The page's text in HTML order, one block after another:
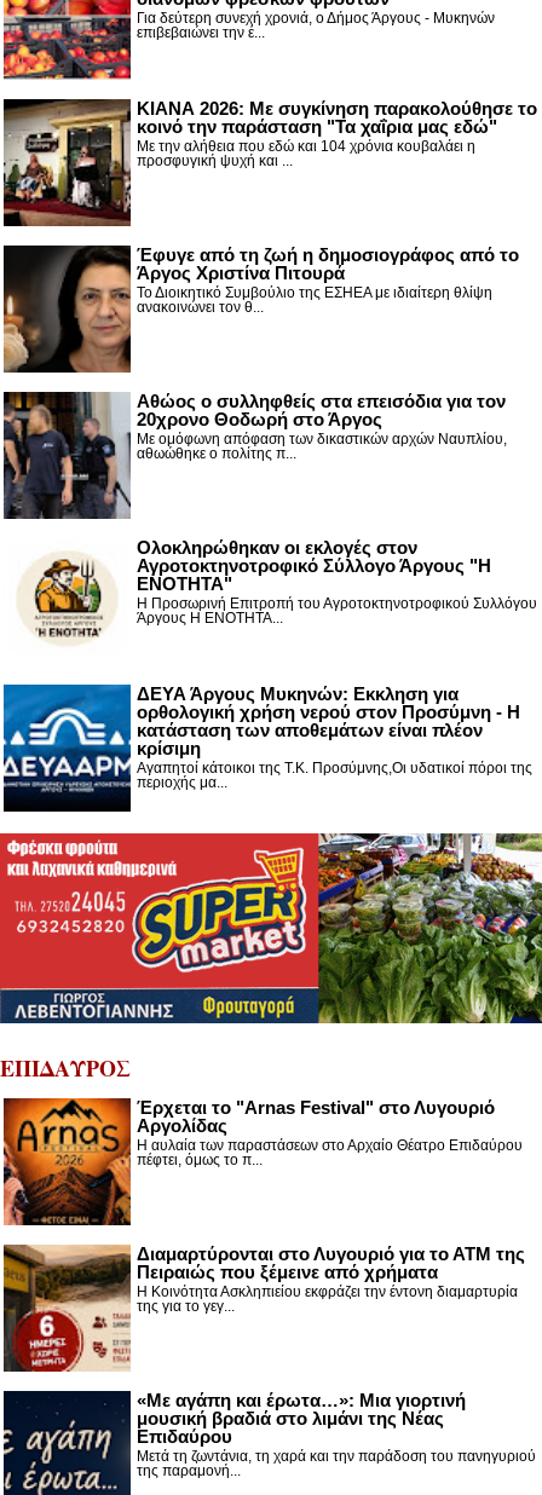
Για δεύτερη συνεχή χρονιά, ο Δήμος Άργους - Μυκηνών
επιβεβαιώνει την έ...
ΚΙΑΝΑ 2026: Με συγκίνηση παρακολούθησε το
κοινό την παράσταση "Τα χαΐρια μας εδώ"
Με την αλήθεια που εδώ και 104 χρόνια κουβαλάει η
προσφυγική ψυχή και ...
Έφυγε από τη ζωή η δημοσιογράφος από το
Άργος Χριστίνα Πιτουρά
Το Διοικητικό Συμβούλιο της ΕΣΗΕΑ με ιδιαίτερη θλίψη
ανακοινώνει τον θ...
Αθώος ο συλληφθείς στα επεισόδια για τον
20χρονο Θοδωρή στο Άργος
Με ομόφωνη απόφαση των δικαστικών αρχών Ναυπλίου,
αθωώθηκε ο πολίτης π...
Ολοκληρώθηκαν οι εκλογές στον
Αγροτοκτηνοτροφικό Σύλλογο Άργους "Η
ΕΝΟΤΗΤΑ"
Η Προσωρινή Επιτροπή του Αγροτοκτηνοτροφικού Συλλόγου
Άργους Η ΕΝΟΤΗΤΑ...
ΔΕΥΑ Άργους Μυκηνών: Εκκληση για
ορθολογική χρήση νερού στον Προσύμνη - Η
κατάσταση των αποθεμάτων είναι πλέον
κρίσιμη
Αγαπητοί κάτοικοι της Τ.Κ. Προσύμνης,Οι υδατικοί πόροι της
περιοχής μα...
ΕΠΙΔΑΥΡΟΣ
Έρχεται το "Arnas Festival" στο Λυγουριό
Αργολίδας
Η αυλαία των παραστάσεων στο Αρχαίο Θέατρο Επιδαύρου
πέφτει, όμως το π...
Διαμαρτύρονται στο Λυγουριό για το ΑΤΜ της
Πειραιώς που ξέμεινε από χρήματα
Η Κοινότητα Ασκληπιείου εκφράζει την έντονη διαμαρτυρία
της για το γεγ...
«Με αγάπη και έρωτα…»: Μια γιορτινή
μουσική βραδιά στο λιμάνι της Νέας
Επιδαύρου
Μετά τη ζωντάνια, τη χαρά και την παράδοση του πανηγυριού
της παραμονή...